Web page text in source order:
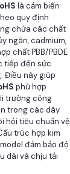
là cảm biến
quy định
chứa các chất
ngân, cadmium,
chất PBB/PBDE
tiếp đến sức
Điều này giúp
phù hợp
trường công
trong các dây
hỏi tiêu chuẩn vệ
trúc hợp kim
đảm bảo độ
dài và chịu tải